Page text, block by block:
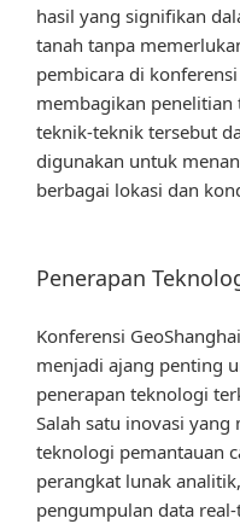
hasil yang signifikan
tanah tanpa
pembicara di
membagikan
teknik-teknik tersebut
digunakan untuk
berbagai lokasi dan
Penerapan
Konferensi
menjadi ajang penting
penerapan teknologi
Salah satu inovasi
teknologi pemantauan
perangkat lunak
pengumpulan data